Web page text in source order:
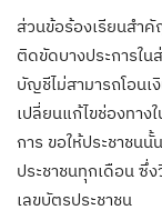
ส่วนข้อร้องเรียนสำ
ติดขัดบางประการใ
บัญชีไม่สามารถโอนเ
เปลี่ยนแก้ไขช่องทาง
การ ขอให้ประชาชนนั้
ประชาชนทุกเดือน ซึ่
เลขบัตรประชาชน